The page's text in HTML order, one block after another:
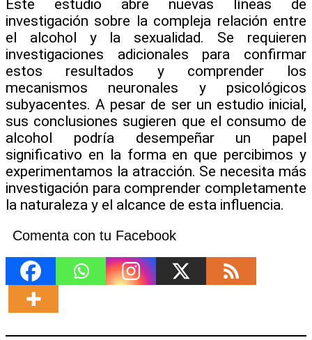
Este estudio abre nuevas líneas de
investigación sobre la compleja relación entre
el alcohol y la sexualidad. Se requieren
investigaciones adicionales para confirmar
estos resultados y comprender los
mecanismos neuronales y psicológicos
subyacentes. A pesar de ser un estudio inicial,
sus conclusiones sugieren que el consumo de
alcohol podría desempeñar un papel
significativo en la forma en que percibimos y
experimentamos la atracción. Se necesita más
investigación para comprender completamente
la naturaleza y el alcance de esta influencia.
Comenta con tu Facebook